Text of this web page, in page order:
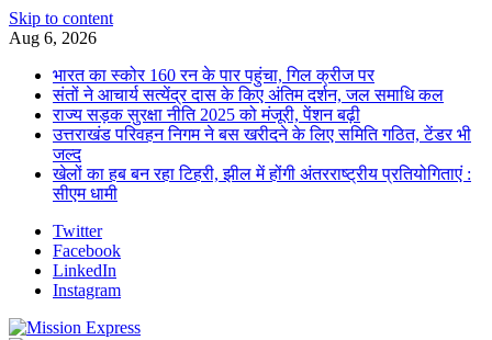
Skip to content
Aug 6, 2026
भारत का स्कोर 160 रन के पार पहुंचा, गिल क्रीज पर
संतों ने आचार्य सत्येंद्र दास के किए अंतिम दर्शन, जल समाधि कल
राज्य सड़क सुरक्षा नीति 2025 को मंजूरी, पेंशन बढ़ी
उत्तराखंड परिवहन निगम ने बस खरीदने के लिए समिति गठित, टेंडर भी
जल्द
खेलों का हब बन रहा टिहरी, झील में होंगी अंतरराष्ट्रीय प्रतियोगिताएं :
सीएम धामी
Twitter
Facebook
LinkedIn
Instagram